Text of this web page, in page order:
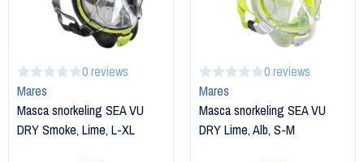
0 reviews
Mares
Masca snorkeling SEA VU
DRY Smoke, Lime, L-XL
0 reviews
Mares
Masca snorkeling SEA VU
DRY Lime, Alb, S-M